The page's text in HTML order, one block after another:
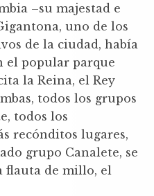
–su majestad e
uno de los
de la ciudad, había
el popular parque
la Reina, el Rey
todos los grupos
todos los
recónditos lugares,
grupo Canalete, se
flauta de millo, el